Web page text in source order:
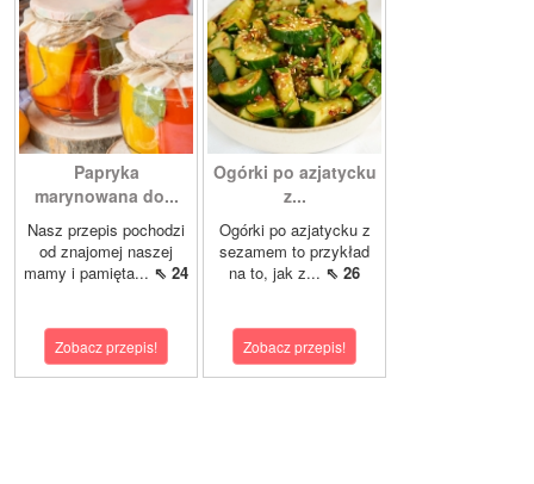
Papryka
marynowana do...
Nasz przepis pochodzi
od znajomej naszej
mamy i pamięta... ⇖ 24
Zobacz przepis!
Ogórki po azjatycku
z...
Ogórki po azjatycku z
sezamem to przykład
na to, jak z... ⇖ 26
Zobacz przepis!